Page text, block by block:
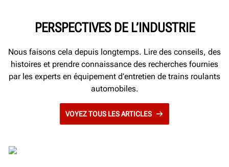
PERSPECTIVES DE L’INDUSTRIE
Nous faisons cela depuis longtemps. Lire des conseils, des
histoires et prendre connaissance des recherches fournies
par les experts en équipement d’entretien de trains roulants
automobiles.
VOYEZ TOUS LES ARTICLES